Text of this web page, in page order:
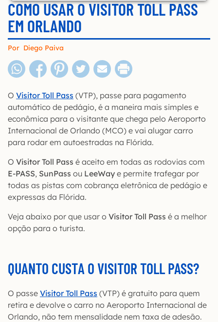
COMO USAR O VISITOR TOLL PASS
EM ORLANDO
Por Diego Paiva
O Visitor Toll Pass (VTP), passe para pagamento
automático de pedágio, é a maneira mais simples e
econômica para o visitante que chega pelo Aeroporto
Internacional de Orlando (MCO) e vai alugar carro
para rodar em autoestradas na Flórida.
O Visitor Toll Pass é aceito em todas as rodovias com
E-PASS, SunPass ou LeeWay e permite trafegar por
todas as pistas com cobrança eletrônica de pedágio e
expressas da Flórida.
Veja abaixo por que usar o Visitor Toll Pass é a melhor
opção para o turista.
QUANTO CUSTA O VISITOR TOLL PASS?
O passe Visitor Toll Pass (VTP) é gratuito para quem
retira e devolve o carro no Aeroporto Internacional de
Orlando, não tem mensalidade nem taxa de adesão.